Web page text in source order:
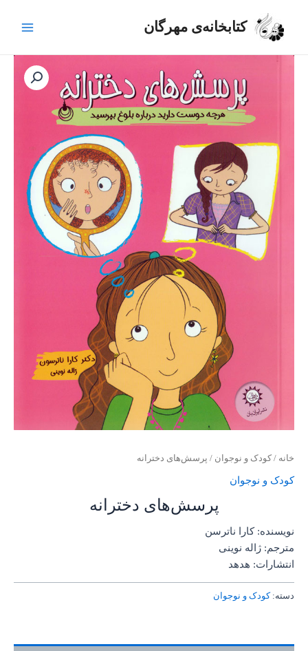
کتابخانه‌ی مهرگان
خانه / کودک و نوجوان / پرسش‌های دخترانه
کودک و نوجوان
پرسش‌های دخترانه
نویسنده: کارا ناترسن
مترجم: ژاله نوینی
انتشارات: هدهد
دسته:کودک و نوجوان